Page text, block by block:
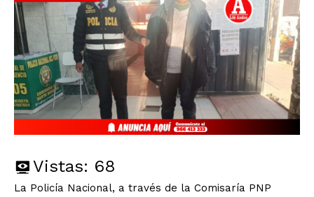
Vistas: 68
La Policía Nacional, a través de la Comisaría PNP